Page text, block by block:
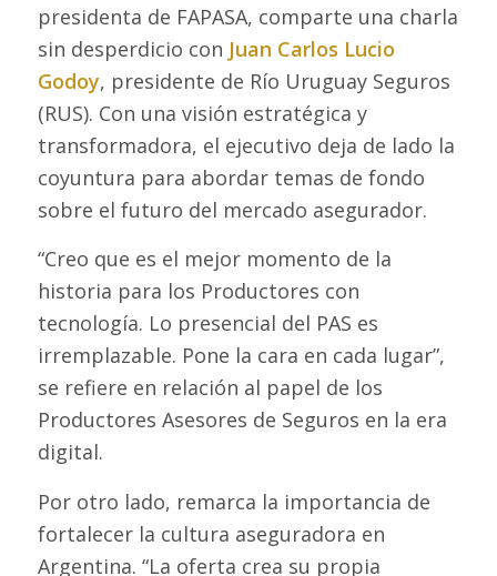
presidenta de FAPASA, comparte una charla
sin desperdicio con Juan Carlos Lucio
Godoy, presidente de Río Uruguay Seguros
(RUS). Con una visión estratégica y
transformadora, el ejecutivo deja de lado la
coyuntura para abordar temas de fondo
sobre el futuro del mercado asegurador.
“Creo que es el mejor momento de la
historia para los Productores con
tecnología. Lo presencial del PAS es
irremplazable. Pone la cara en cada lugar”,
se refiere en relación al papel de los
Productores Asesores de Seguros en la era
digital.
Por otro lado, remarca la importancia de
fortalecer la cultura aseguradora en
Argentina. “La oferta crea su propia